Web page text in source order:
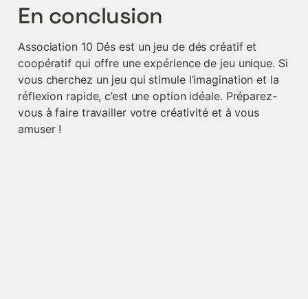
En conclusion
Association 10 Dés est un jeu de dés créatif et
coopératif qui offre une expérience de jeu unique. Si
vous cherchez un jeu qui stimule l’imagination et la
réflexion rapide, c’est une option idéale. Préparez-
vous à faire travailler votre créativité et à vous
amuser !